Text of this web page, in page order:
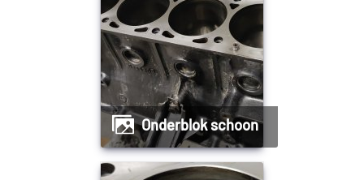
Onderblok schoon